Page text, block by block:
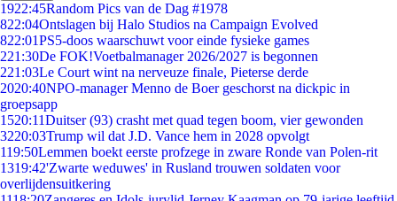
1922:45Random Pics van de Dag #1978
822:04Ontslagen bij Halo Studios na Campaign Evolved
822:01PS5-doos waarschuwt voor einde fysieke games
221:30De FOK!Voetbalmanager 2026/2027 is begonnen
221:03Le Court wint na nerveuze finale, Pieterse derde
2020:40NPO-manager Menno de Boer geschorst na dickpic in
groepsapp
1520:11Duitser (93) crasht met quad tegen boom, vier gewonden
3220:03Trump wil dat J.D. Vance hem in 2028 opvolgt
119:50Lemmen boekt eerste profzege in zware Ronde van Polen-rit
1319:42'Zwarte weduwes' in Rusland trouwen soldaten voor
overlijdensuitkering